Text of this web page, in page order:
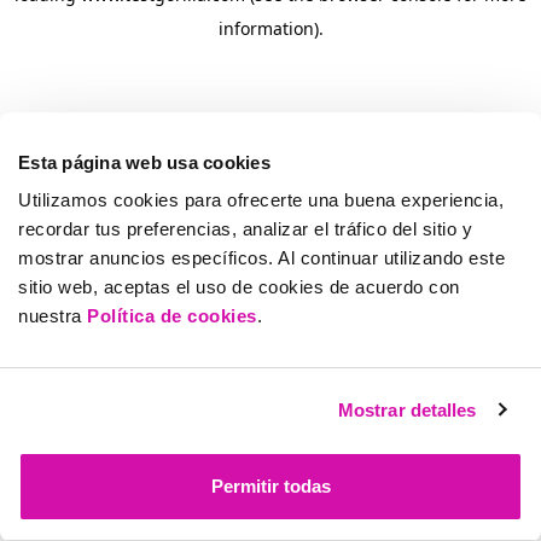
Esta página web usa cookies
Utilizamos cookies para ofrecerte una buena experiencia,
recordar tus preferencias, analizar el tráfico del sitio y
mostrar anuncios específicos. Al continuar utilizando este
sitio web, aceptas el uso de cookies de acuerdo con
nuestra Política de cookies.
Mostrar detalles
Permitir todas
information).